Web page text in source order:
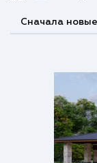
Сначала новые